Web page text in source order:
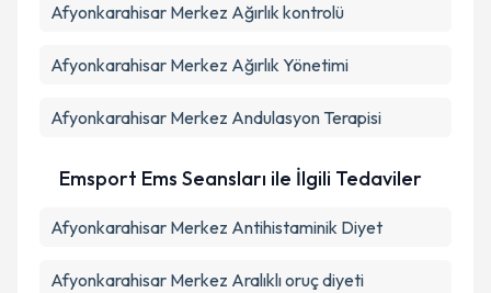
Afyonkarahisar Merkez Ağırlık kontrolü
Afyonkarahisar Merkez Ağırlık Yönetimi
Afyonkarahisar Merkez Andulasyon Terapisi
Emsport Ems Seansları ile İlgili Tedaviler
Afyonkarahisar Merkez Antihistaminik Diyet
Afyonkarahisar Merkez Aralıklı oruç diyeti